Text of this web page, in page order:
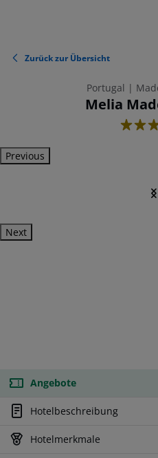
Zurück zur Übersicht
Portugal |
Melia
5
Previous
Next
Angebote
Hotelbeschreibung
Hotelmerkmale